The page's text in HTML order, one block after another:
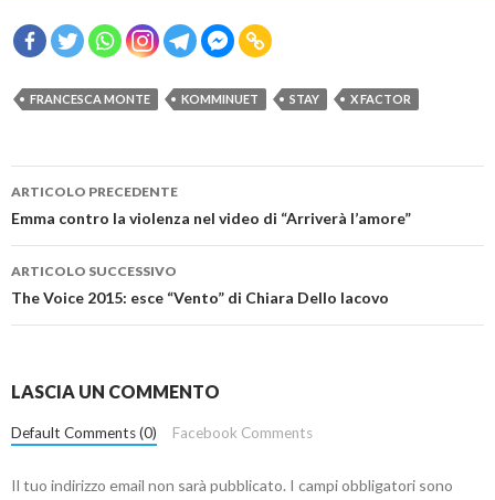
FRANCESCA MONTE KOMMINUET STAY X FACTOR
Navigazione
articolo
ARTICOLO PRECEDENTE
Emma contro la violenza nel video di “Arriverà l’amore”
ARTICOLO SUCCESSIVO
The Voice 2015: esce “Vento” di Chiara Dello Iacovo
LASCIA UN COMMENTO
Default Comments (0) Facebook Comments
Il tuo indirizzo email non sarà pubblicato. I campi obbligatori sono